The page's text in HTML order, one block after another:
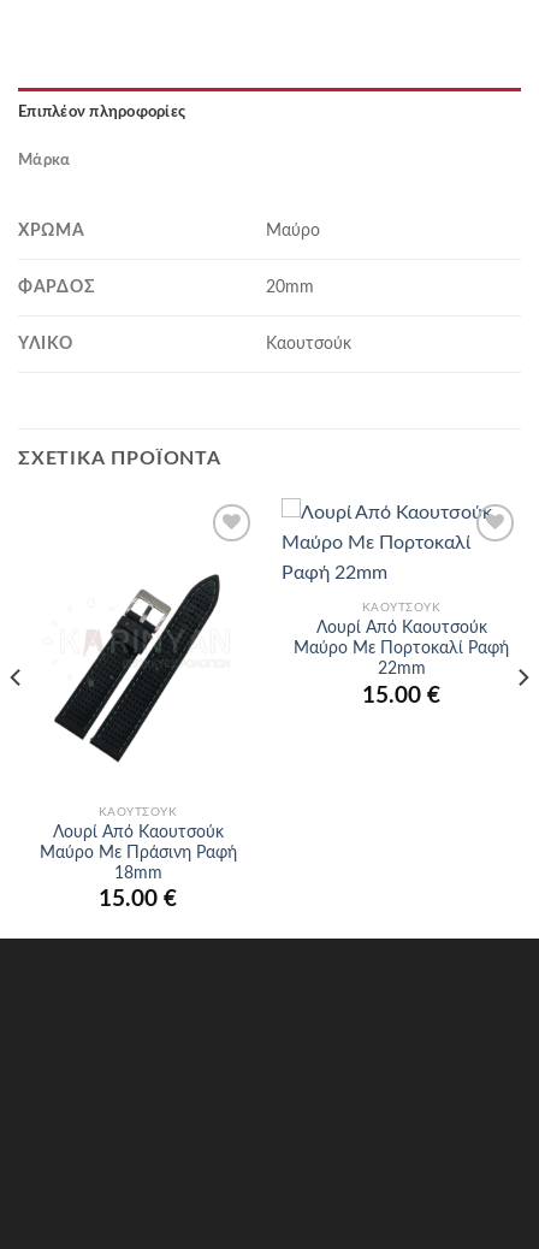
Επιπλέον πληροφορίες
Μάρκα
ΧΡΏΜΑ Μαύρο
ΦΆΡΔΟΣ 20mm
ΥΛΙΚΌ Καουτσούκ
ΣΧΕΤΙΚΆ ΠΡΟΪΌΝΤΑ
στα
αγαπημένα
ΚΑΟΥΤΣΟΎΚ
Λουρί Από Καουτσούκ
Μαύρο Με Πράσινη Ραφή
18mm
15.00 €
ΚΑΟΥΤΣΟΎΚ
Λουρί Από Καουτσούκ
Μαύρο Με Πορτοκαλί Ραφή
22mm
15.00 €